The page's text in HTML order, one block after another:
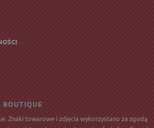
BOUTIQUE
Znaki towarowe i zdjęcia wykorzystano za zgodą